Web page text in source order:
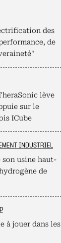
des
de
lève
sur le
ICube
INDUSTRIEL
usine haut-
de
à jouer dans les